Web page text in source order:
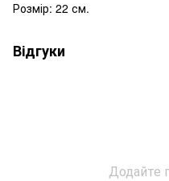
Розмір: 22 см.
Відгуки
Додайте